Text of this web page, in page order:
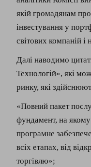
якій громадянам
інвестування у
світових компаній і
Далі наводимо
Технологій», які
ринку, які
«Повний пакет
фундамент, на якому
програмне
всіх етапах, від
торгівлю»;